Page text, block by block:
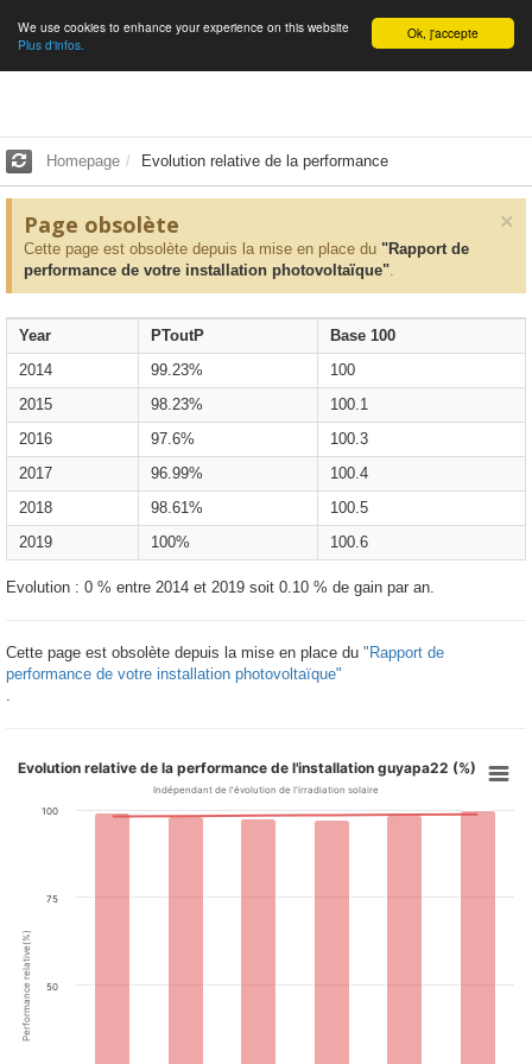
English Ok, j'accepte
We use cookies to enhance your experience on this website
Plus d'infos.
Homepage Evolution relative de la performance
×
Page obsolète
Cette page est obsolète depuis la mise en place du "Rapport de
performance de votre installation photovoltaïque".
Year PToutP
Base 100
2014
99.23%
100
2015
98.23%
100.1
2016
97.6%
100.3
2017
96.99%
100.4
2018
98.61%
100.5
2019
100% 100.6
Evolution : 0 % entre 2014 et 2019 soit 0.10 % de gain par an.
Cette page est obsolète depuis la mise en place du "Rapport de
performance de votre installation photovoltaïque"
Performance relative(%)
Evolution relative de la performance de l'installation guyapa22 (%)
Indépendant de l'évolution de l'irradiation solaire
50
75
100